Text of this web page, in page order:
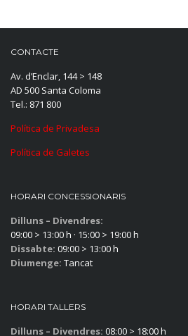
CONTACTE
Av. d’Enclar, 144 > 148
AD 500 Santa Coloma
Tel.: 871 800
Política de Privadesa
Política de Galetes
HORARI CONCESSIONARIS
Dilluns – Divendres:
09:00 > 13:00 h · 15:00 > 19:00 h
Dissabte: 09:00 > 13:00 h
Diumenge: Tancat
HORARI TALLERS
Dilluns – Divendres: 08:00 > 18:00 h